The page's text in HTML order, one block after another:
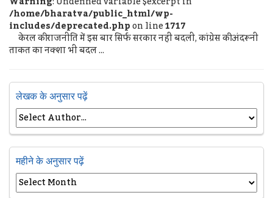
/home/bharatva/public_html/wp-
includes/deprecated.phpon line1717
केरल की राजनीति में इस बार सिर्फ सरकार नहीं बदली, कांग्रेस की अंदरूनी
ताकत का नक्शा भी बदल ...
लेखक के अनुसार पढ़ें
महीने के अनुसार पढ़ें